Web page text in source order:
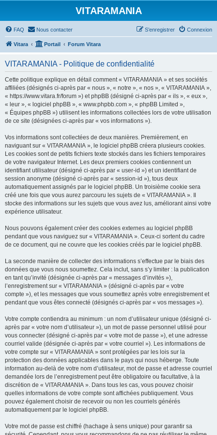
VITARAMANIA
FAQ Nous contacter Connexion
S’enregistrer
Vitara Portail Forum Vitara
VITARAMANIA - Politique de confidentialité
Cette politique explique en détail comment « VITARAMANIA » et ses sociétés
affiliées (désignés ci-après par « nous », « notre », « nos », « VITARAMANIA »,
« https://www.vitara.fr/forum ») et phpBB (désigné ci-après par « ils », « eux »,
« leur », « logiciel phpBB », « www.phpbb.com », « phpBB Limited »,
« Équipes phpBB ») utilisent les informations collectées lors de votre utilisation
de ce site (désignées ci-après par « vos informations »).
Vos informations sont collectées de deux manières. Premièrement, en
naviguant sur « VITARAMANIA », le logiciel phpBB créera plusieurs cookies.
Les cookies sont de petits fichiers texte stockés dans les fichiers temporaires
de votre navigateur Internet. Les deux premiers cookies contiennent un
identifiant utilisateur (désigné ci-après par « user-id ») et un identifiant de
session anonyme (désigné ci-après par « session-id »), tous deux
automatiquement assignés par le logiciel phpBB. Un troisième cookie sera
créé une fois que vous aurez parcouru les sujets de « VITARAMANIA ». Il
stocke des informations sur les sujets que vous avez lus, améliorant ainsi votre
expérience utilisateur.
Nous pouvons également créer des cookies externes au logiciel phpBB
pendant que vous naviguez sur « VITARAMANIA ». Ceux-ci sortent du cadre
de ce document, qui ne couvre que les cookies créés par le logiciel phpBB.
La seconde manière de collecter des informations s’effectue par le biais des
données que vous nous soumettez. Cela inclut, sans s’y limiter : la publication
en tant qu’invité (désignée ci-après par « messages d’invités »),
l’enregistrement sur « VITARAMANIA » (désigné ci-après par « votre
compte »), et les messages que vous soumettez après votre enregistrement et
pendant que vous êtes connecté (désignés ci-après par « vos messages »).
Votre compte contiendra au minimum : un nom d’utilisateur unique (désigné ci-
après par « votre nom d’utilisateur »), un mot de passe personnel utilisé pour
vous connecter (désigné ci-après par « votre mot de passe »), et une adresse
courriel valide (désignée ci-après par « votre courriel »). Les informations de
votre compte sur « VITARAMANIA » sont protégées par les lois sur la
protection des données applicables dans le pays qui nous héberge. Toute
information au-delà de votre nom d’utilisateur, mot de passe et adresse courriel
demandée lors de l’enregistrement peut être obligatoire ou facultative, à la
discrétion de « VITARAMANIA ». Dans tous les cas, vous pouvez choisir
quelles informations de votre compte sont affichées publiquement. Vous
pouvez également choisir de recevoir ou non les courriels générés
automatiquement par le logiciel phpBB.
Votre mot de passe est chiffré (hachage à sens unique) pour garantir sa